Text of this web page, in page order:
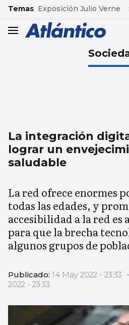
common.go-to-content
Temas Exposición Julio Verne
header.menu.open
La integración
lograr un
saludable
La red ofrece enormes
todas las edades, y
accesibilidad a la red
para que la brecha
algunos grupos de
Publicado: 14 May 2022 - 23:33
2022 - 23:33